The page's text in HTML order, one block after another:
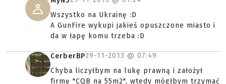
Wszystko na Ukrainę :D
A GunFire wykupi jakieś opuszczone miasto i
da w łapę komu trzeba :D
CerberBP29-11-2013 @ 07:49
Chyba liczyłbym na lukę prawną i założył
firmę "CQB na 55m2", wtedy mógłbym trzymać